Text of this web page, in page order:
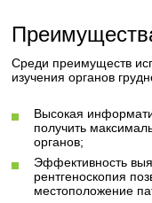
Среди преимуществ
изучения органов
Высокая
получить
органов;
Эффективность
рентгеноскопия
местоположение